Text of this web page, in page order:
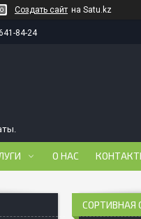
Создать сайт на Satu.kz
84-24
О НАС
СОРТИВНАЯ